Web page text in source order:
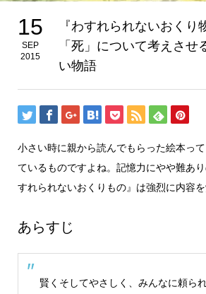
15
SEP
2015
『わすれられないおくり
「死」について考えさせ
い物語
小さい時に親から読んでもらった絵本っ
ているものですよね。記憶力にやや難あ
すれられないおくりもの』は強烈に内容を
あらすじ
賢くそしてやさしく、みんなに頼ら